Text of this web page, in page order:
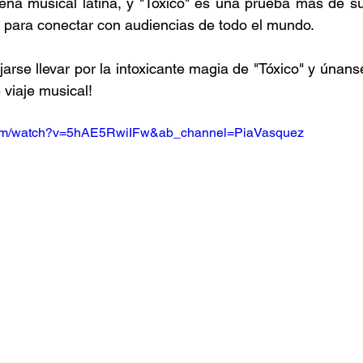
conectar con audiencias de todo el mundo.
llevar por la intoxicante magia de "Tóxico" y
musical!
watch?v=5hAE5RwiIFw&ab_channel=PiaVasquez